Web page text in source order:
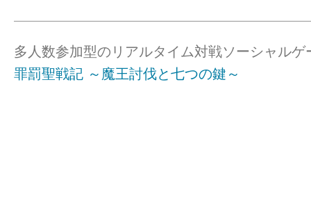
多人数参加型のリアルタイム対戦ソーシャルゲ
罪罰聖戦記 ～魔王討伐と七つの鍵～